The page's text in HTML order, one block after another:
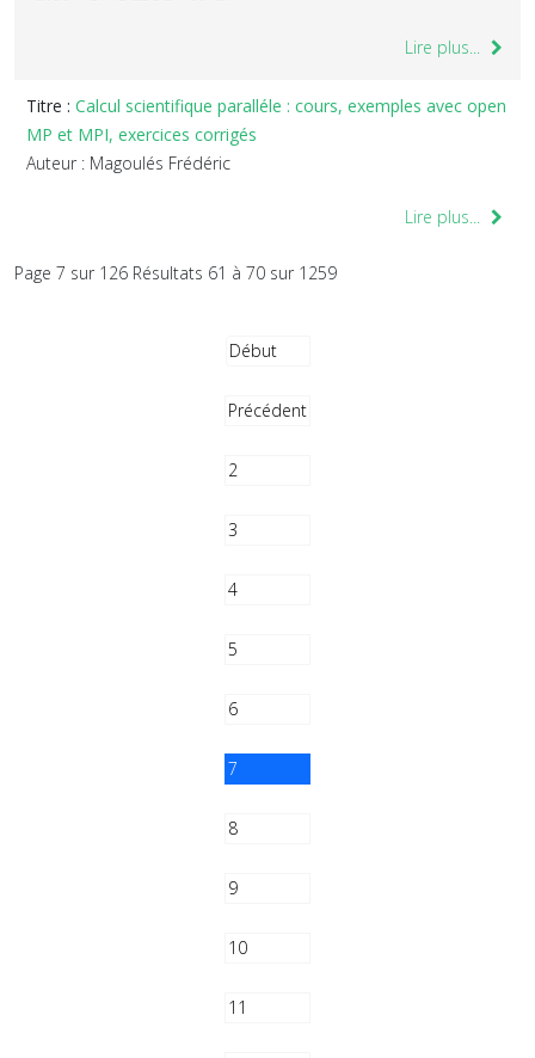
Lire plus...
Titre : Calcul scientifique paralléle : cours, exemples avec open
MP et MPI, exercices corrigés
Auteur : Magoulés Frédéric
Lire plus...
Page 7 sur 126 Résultats 61 à 70 sur 1259
Début
Précédent
2
3
4
5
6
7
8
9
10
11